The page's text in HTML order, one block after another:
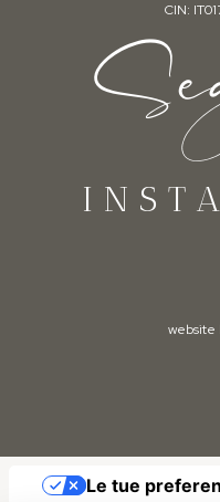
CIN:
website
Le tue